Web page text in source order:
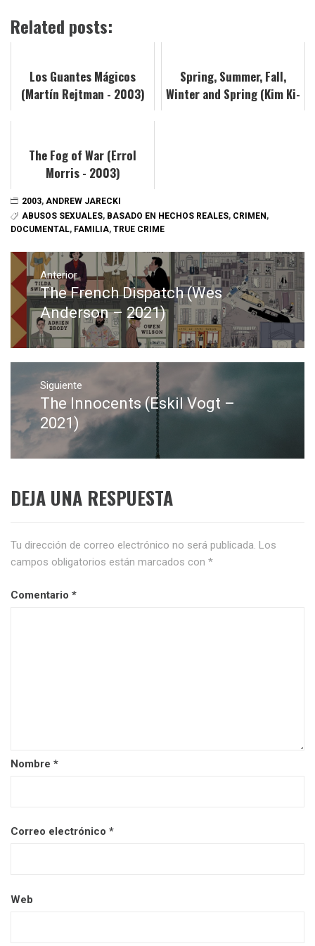
Related posts:
Los Guantes Mágicos
(Martín Rejtman - 2003)
Spring, Summer, Fall,
Winter and Spring (Kim Ki-
The Fog of War (Errol
Morris - 2003)
2003, ANDREW JARECKI
ABUSOS SEXUALES, BASADO EN HECHOS REALES, CRIMEN,
DOCUMENTAL, FAMILIA, TRUE CRIME
Navegación
de
entradas
Anterior
Entrada
anterior:
The French Dispatch (Wes
Anderson – 2021)
Siguiente
Entrada
siguiente:
The Innocents (Eskil Vogt –
2021)
DEJA UNA RESPUESTA
Tu dirección de correo electrónico no será publicada. Los
campos obligatorios están marcados con *
Comentario *
Nombre *
Correo electrónico *
Web